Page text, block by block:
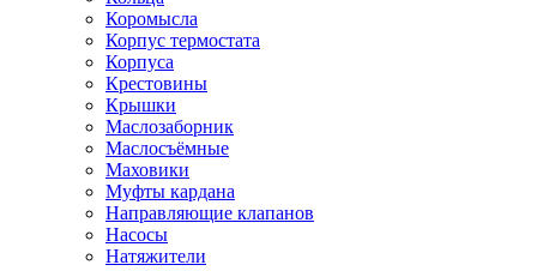
Коромысла
Корпус термостата
Корпуса
Крестовины
Крышки
Маслозаборник
Маслосъёмные
Маховики
Муфты кардана
Направляющие клапанов
Насосы
Натяжители